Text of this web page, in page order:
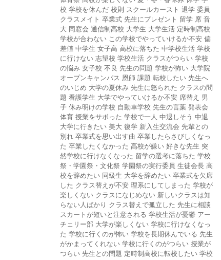
校 学校を休んだ 校則 スクールカースト 退学 委員
クラスメイト 卒業式 先生にプレゼント 留学 席 音
大 同窓会 通信制高校 大学生 大学生活 定時制高校
学校が合わない この学校でやっていけるか不安 偏
差値 中学生 女子高 高校に落ちた 中学校生活 学校
に行けない 志望校 学校生活 クラスがつらい 学校
の悩み 女子校 不良 先生の問題 学校が怖い 大学院
オープンキャンパス 恩師 課題 転校したい 先生へ
のいじめ 大学の夏休み 先生に怒られた クラスの問
題 看護学生 大学でやっていけるか不安 席替え 男
子 休み明けの学校 自動車学校 先生の言葉 発表会
体育 授業をサボった 学校で一人 中退しそう 中退
大学に行きたい 美大 復学 新入生交流会 先輩との
別れ 卒業式を思い出す曲 卒業したらさびしくなっ
た 卒業したくなかった 高校が嫌い 好きな先生 突
然学校に行けなくなった 留学の選考に落ちた 学校
祭・学園祭・文化祭 学園祭の実行委員 生徒会長 高
校を辞めたい 同級生 大学を辞めたい 卒業式を欠席
した クラス替えが不安 理系にしてしまった 学校が
楽しくない クラスになじめない 新しいクラスは知
らない人ばかり クラス替えで孤立した 先生に相談
スカートが短いと注意される 学校生活が憂鬱 アー
チェリー部 大学が楽しくない 学校に行けなくなっ
た 学校に行くのが怖い 学校を長期休んでいる 先生
がかまってくれない 学校に行くのがつらい 授業が
つらい 先生との問題 定時制高校に転校したい 学校